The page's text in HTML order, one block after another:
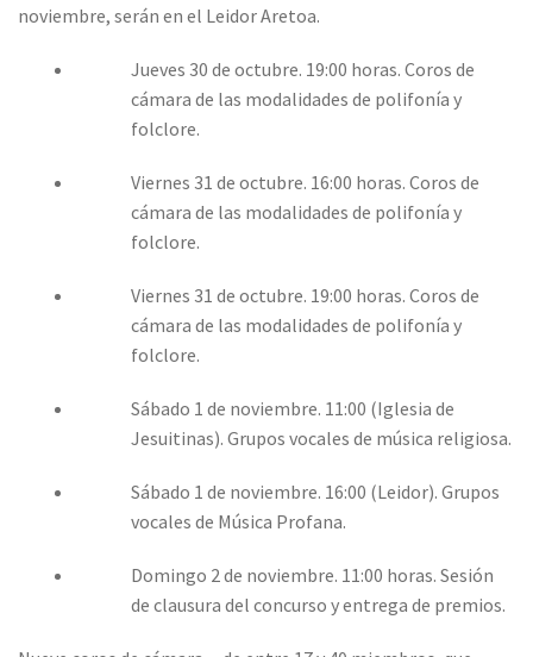
noviembre, serán en el Leidor Aretoa.
Jueves 30 de octubre. 19:00 horas. Coros de
cámara de las modalidades de polifonía y
folclore.
Viernes 31 de octubre. 16:00 horas. Coros de
cámara de las modalidades de polifonía y
folclore.
Viernes 31 de octubre. 19:00 horas. Coros de
cámara de las modalidades de polifonía y
folclore.
Sábado 1 de noviembre. 11:00 (Iglesia de
Jesuitinas). Grupos vocales de música religiosa.
Sábado 1 de noviembre. 16:00 (Leidor). Grupos
vocales de Música Profana.
Domingo 2 de noviembre. 11:00 horas. Sesión
de clausura del concurso y entrega de premios.